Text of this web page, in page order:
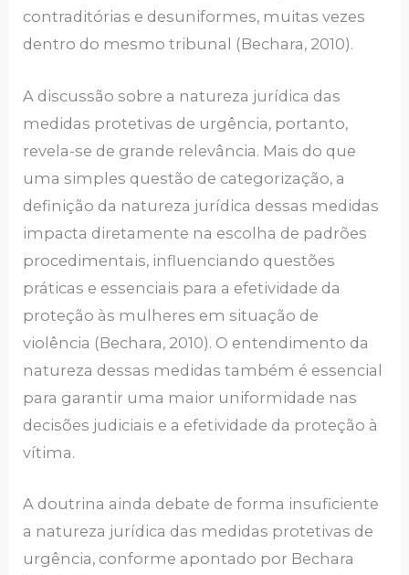
contraditórias e desuniformes, muitas vezes
dentro do mesmo tribunal (Bechara, 2010).
A discussão sobre a natureza jurídica das
medidas protetivas de urgência, portanto,
revela-se de grande relevância. Mais do que
uma simples questão de categorização, a
definição da natureza jurídica dessas medidas
impacta diretamente na escolha de padrões
procedimentais, influenciando questões
práticas e essenciais para a efetividade da
proteção às mulheres em situação de
violência (Bechara, 2010). O entendimento da
natureza dessas medidas também é essencial
para garantir uma maior uniformidade nas
decisões judiciais e a efetividade da proteção à
vítima.
A doutrina ainda debate de forma insuficiente
a natureza jurídica das medidas protetivas de
urgência, conforme apontado por Bechara